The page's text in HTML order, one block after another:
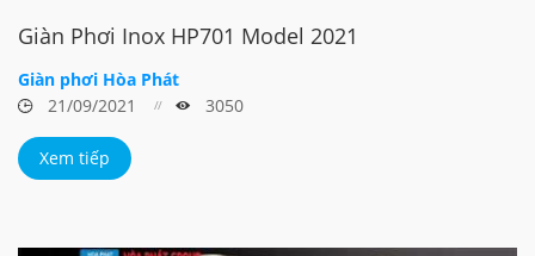
Giàn Phơi Inox HP701 Model 2021
Giàn phơi Hòa Phát
21/09/2021
3050
Xem tiếp